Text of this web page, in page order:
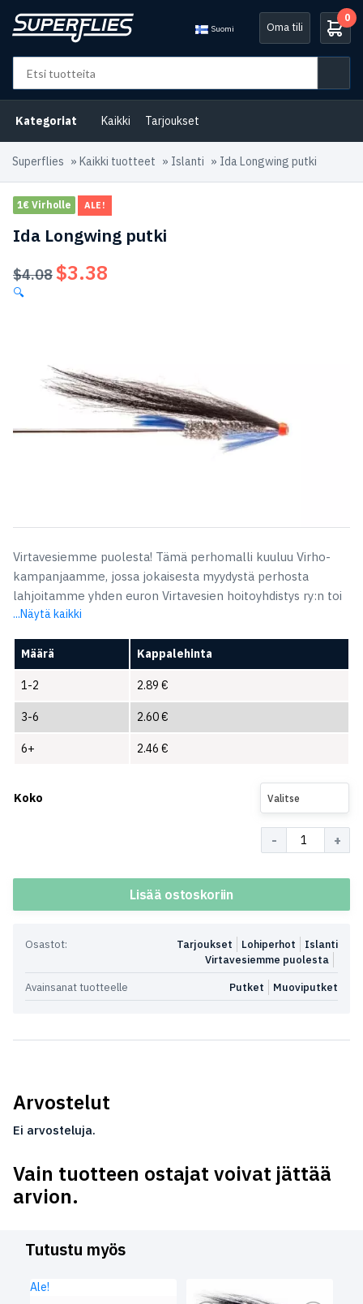
Suomi Oma tili
0
Kategoriat Kaikki Tarjoukset
Superflies » Kaikki tuotteet » Islanti » Ida Longwing putki
1€ Virholle ALE!
Ida Longwing putki
$4.08 Alkuperäinen
$3.38
🔍
Virtavesiemme puolesta! Tämä perhomalli kuuluu Virho-
kampanjaamme, jossa jokaisesta myydystä perhosta
lahjoitamme yhden euron Virtavesien hoitoyhdistys ry:n toi
...Näytä kaikki
Määrä Kappalehinta
1-2 2.89 €
3-6 2.60€
6+ 2.46 €
Koko Valitse
Lisää ostoskoriin
Osastot: Islanti
Lohiperhot
Tarjoukset
Virtavesiemme puolesta
Avainsanat tuotteelle
Muoviputket
Putket
Arvostelut
Ei arvosteluja.
Vain tuotteen ostajat voivat jättää
arvion.
Tutustu myös
Ale!